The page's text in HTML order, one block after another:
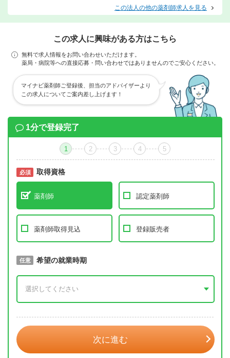
この法人の他の薬剤師求人を見る
この求人に興味がある方はこちら
無料で求人情報をお問い合わせいただけます。
薬局・病院等への直接応募・問い合わせではありませんのでご安心ください。
マイナビ薬剤師ご登録後、担当のアドバイザーより
この求人についてご案内差し上げます！
1分で登録完了
1 2 3 4 5
必須 取得資格
薬剤師 認定薬剤師
薬剤師取得見込 登録販売者
必須 取得予定年
任意 希望の就業時期
次に進む